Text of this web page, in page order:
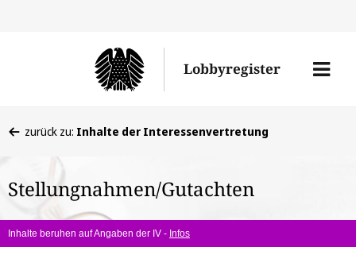
den
Lobbyregister
Menü
befinden
hier:
zurück zu: Inhalte der Interessenvertretung
Stellungnahmen/Gutachten
Inhalte beruhen auf Angaben der IV - Infos